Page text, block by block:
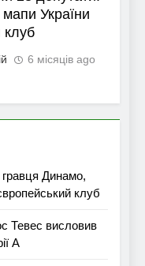
України
клуб
6 місяців ago
Динамо,
клуб
Тевес висловив
А